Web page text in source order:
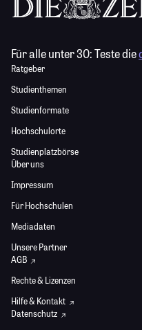
Für alle unter 30:Teste die
Ratgeber
Studienthemen
Studienformate
Hochschulorte
Studienplatzbörse
Über uns
Impressum
Für Hochschulen
Mediadaten
Unsere Partner
AGB
Rechte & Lizenzen
Hilfe & Kontakt
Datenschutz